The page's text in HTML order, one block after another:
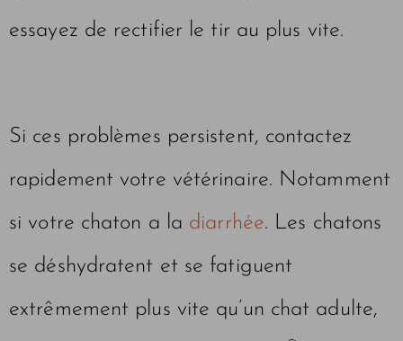
essayez de rectifier le tir au plus vite.
Si ces problèmes persistent, contactez
rapidement votre vétérinaire. Notamment
si votre chaton a la diarrhée. Les chatons
se déshydratent et se fatiguent
extrêmement plus vite qu’un chat adulte,